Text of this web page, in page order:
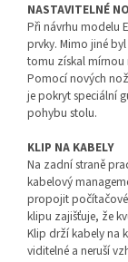
NASTAVITELNÉ
Při návrhu modelu
prvky. Mimo jiné
tomu získal mírnou
Pomocí nových
je pokryt speciální
pohybu stolu.
KLIP NA KABELY
Na zadní straně
kabelový
propojit počítačové
klipu zajišťuje, že
Klip drží kabely na
viditelné a neruší